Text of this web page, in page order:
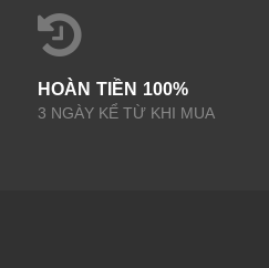
HOÀN TIỀN 100%
3 NGÀY KỂ TỪ KHI MUA